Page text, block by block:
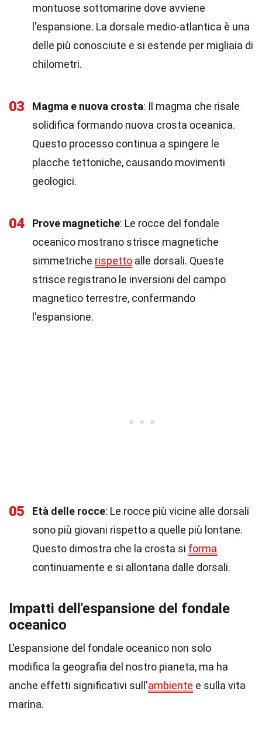
montuose sottomarine dove avviene
l'espansione. La dorsale medio-atlantica è una
delle più conosciute e si estende per migliaia di
chilometri.
03 Magma e nuova crosta: Il magma che risale
solidifica formando nuova crosta oceanica.
Questo processo continua a spingere le
placche tettoniche, causando movimenti
geologici.
04 Prove magnetiche: Le rocce del fondale
oceanico mostrano strisce magnetiche
simmetriche rispetto alle dorsali. Queste
strisce registrano le inversioni del campo
magnetico terrestre, confermando
l'espansione.
05 Età delle rocce: Le rocce più vicine alle dorsali
sono più giovani rispetto a quelle più lontane.
Questo dimostra che la crosta si forma
continuamente e si allontana dalle dorsali.
Impatti dell'espansione del fondale
oceanico
L'espansione del fondale oceanico non solo
modifica la geografia del nostro pianeta, ma ha
anche effetti significativi sull'ambiente e sulla vita
marina.